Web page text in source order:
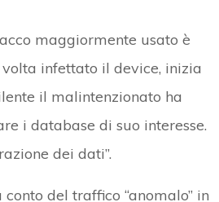
maggiormente usato è
volta infettato il device, inizia
il malintenzionato ha
i database di suo interesse.
dei dati”.
del traffico “anomalo” in